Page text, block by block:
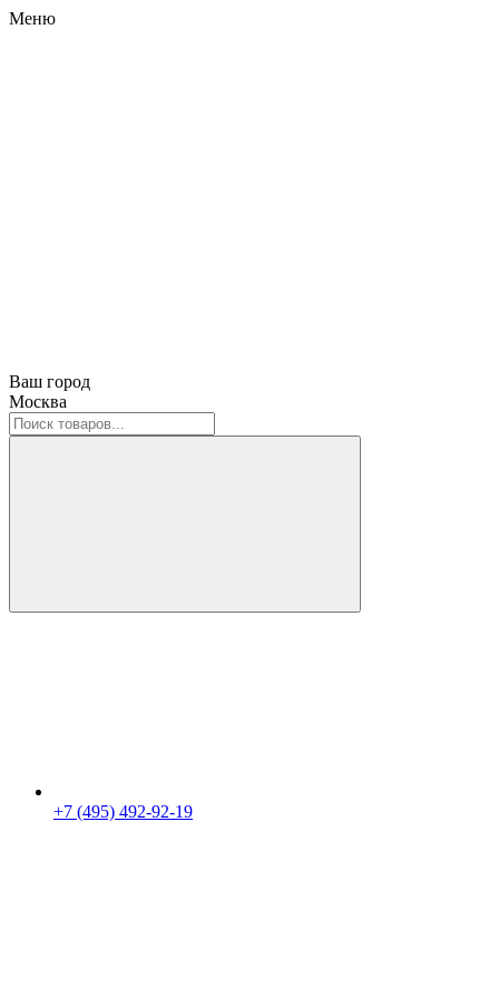
Меню
Ваш город
Москва
+7 (495) 492-92-19